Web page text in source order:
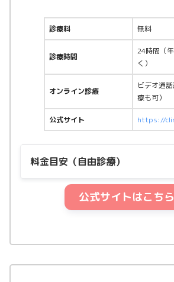
診療料 無料
診療時間
24時間（
く）
オンライン診療
ビデオ通
療も可）
公式サイト https://
料金目安（自由診療）
用量
1ヶ月定
マンジャロ5.0mg 48,900円〜
公式サイトはこちら